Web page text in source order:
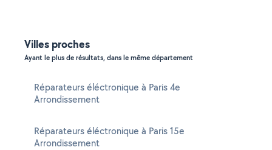
Villes proches
Ayant le plus de résultats, dans le même département
Réparateurs éléctronique à Paris 4e
Arrondissement
Réparateurs éléctronique à Paris 15e
Arrondissement